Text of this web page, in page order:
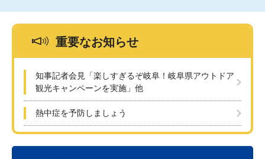
重要なお知らせ
知事記者会見「楽しすぎるぞ岐阜！岐阜県アウトドア
観光キャンペーンを実施」他
熱中症を予防しましょう